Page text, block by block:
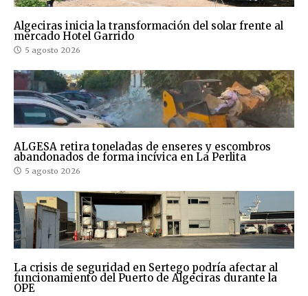
Algeciras inicia la transformación del solar frente al
mercado Hotel Garrido
5 agosto 2026
ALGESA retira toneladas de enseres y escombros
abandonados de forma incívica en La Perlita
5 agosto 2026
La crisis de seguridad en Sertego podría afectar al
funcionamiento del Puerto de Algeciras durante la
OPE